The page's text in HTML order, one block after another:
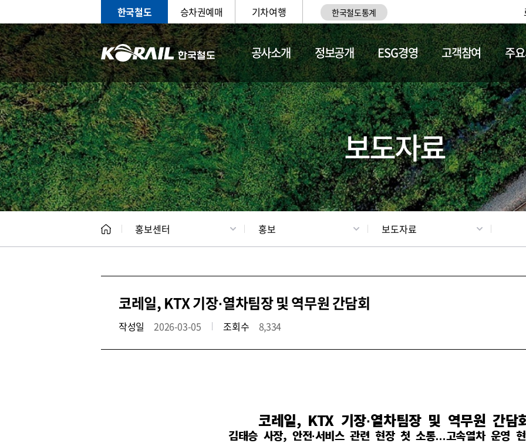
한국철도 승차권예매 기차여행 한국철도통계
공사소개 정보공개 ESG경영 고객참여 주
홍보 문화사업 갤러리 기차소개
보도자료
홍보센터 홍보 보도자료
코레일, KTX 기장·열차팀장 및 역무원 간담회
작성일 2026-03-05 조회수 8,334
코레일, KTX 기장·열차팀장 및 역무원 간담
김태승 사장, 안전·서비스 관련 현장 첫 소통…고속열차 운영